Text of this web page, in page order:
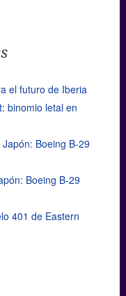
el futuro de Iberia
binomio letal en
Boeing B-29
Boeing B-29
401 de Eastern